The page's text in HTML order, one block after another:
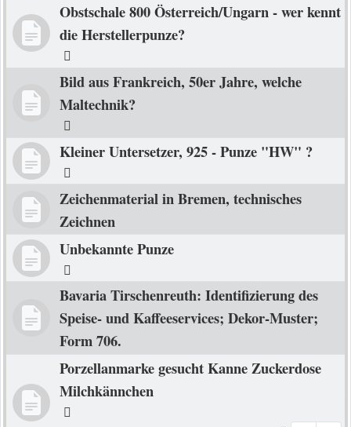
Obstschale 800 Österreich/Ungarn - wer kennt
die Herstellerpunze?
Bild aus Frankreich, 50er Jahre, welche
Maltechnik?
Kleiner Untersetzer, 925 - Punze "HW" ?
Zeichenmaterial in Bremen, technisches
Zeichnen
Unbekannte Punze
Bavaria Tirschenreuth: Identifizierung des
Speise- und Kaffeeservices; Dekor-Muster;
Form 706.
Porzellanmarke gesucht Kanne Zuckerdose
Milchkännchen